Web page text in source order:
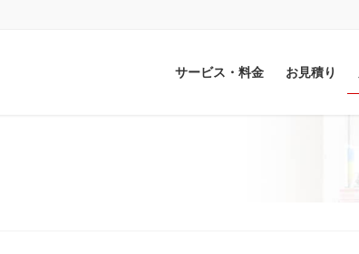
サービス・料金 お見積り